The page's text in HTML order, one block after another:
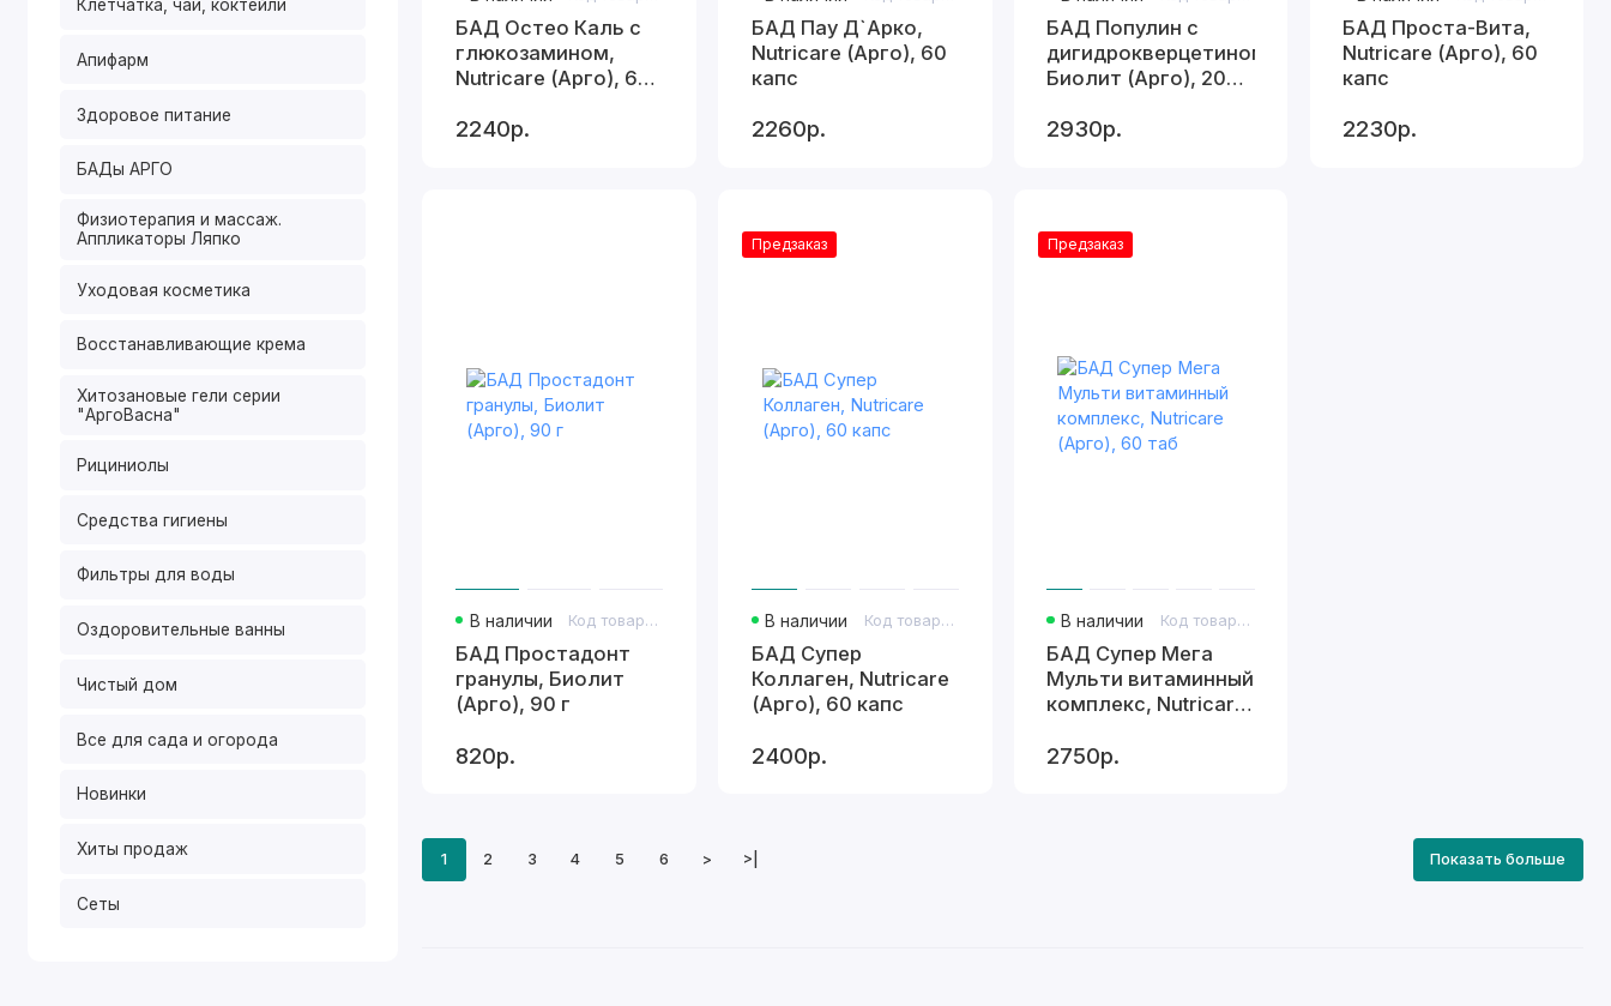
Клетчатка, чаи, коктейли
Апифарм
Здоровое питание
БАДы АРГО
Физиотерапия и массаж.
Аппликаторы Ляпко
Уходовая косметика
Восстанавливающие крема
Хитозановые гели серии
"АргоВасна"
Рициниолы
Средства гигиены
Фильтры для воды
Оздоровительные ванны
Чистый дом
Все для сада и огорода
Новинки
Хиты продаж
Сеты
БАД Остео Каль с
глюкозамином,
Nutricare (Арго), 60
2240р.
БАД Пау Д`Арко,
Nutricare (Арго), 60
капс
2260р.
БАД Популин с
дигидрокверцетином,
Биолит (Арго), 200
2930р.
БАД Проста-Вита,
Nutricare (Арго), 60
капс
2230р.
В наличии Код товара: 323
БАД Простадонт
гранулы, Биолит
(Арго), 90 г
820р.
Предзаказ
В наличии Код товара: 466
БАД Супер
Коллаген, Nutricare
(Арго), 60 капс
2400р.
Предзаказ
В наличии Код товара: 457
БАД Супер Мега
Мульти витаминный
комплекс, Nutricare
2750р.
1 2 3 4 5 6 > >| Показать больше